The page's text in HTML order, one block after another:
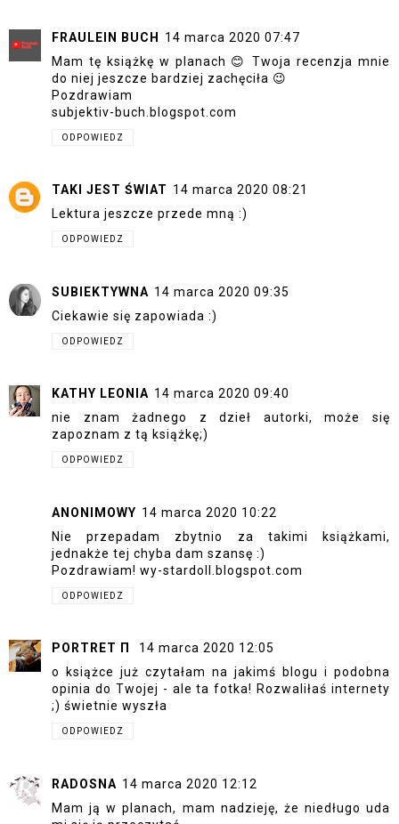
FRAULEIN BUCH
14 marca 2020 07:47
Mam tę książkę w planach 😊 Twoja recenzja mnie
do niej jeszcze bardziej zachęciła 😉
Pozdrawiam
subjektiv-buch.blogspot.com
ODPOWIEDZ
TAKI JEST ŚWIAT 14 marca 2020 08:21
Lektura jeszcze przede mną :)
ODPOWIEDZ
SUBIEKTYWNA 14 marca 2020 09:35
Ciekawie się zapowiada :)
ODPOWIEDZ
KATHY LEONIA 14 marca 2020 09:40
nie znam żadnego z dzieł autorki, może się
zapoznam z tą książkę;)
ODPOWIEDZ
ANONIMOWY 14 marca 2020 10:22
Nie przepadam zbytnio za takimi książkami,
jednakże tej chyba dam szansę :)
Pozdrawiam! wy-stardoll.blogspot.com
ODPOWIEDZ
PORTRET Π
14 marca 2020 12:05
o książce już czytałam na jakimś blogu i podobna
opinia do Twojej - ale ta fotka! Rozwaliłaś internety
;) świetnie wyszła
ODPOWIEDZ
RADOSNA 14 marca 2020 12:12
Mam ją w planach, mam nadzieję, że niedługo uda